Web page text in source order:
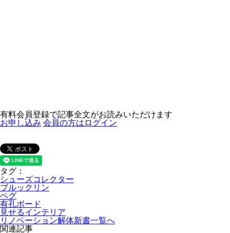
有料会員登録で記事全文がお読みいただけます
お申し込み 会員の方はログイン
タグ：
シューズコレクター
ブルックリン
ペグ
有孔ボード
見せるインテリア
リノベーション解体新書一覧へ
関連記事